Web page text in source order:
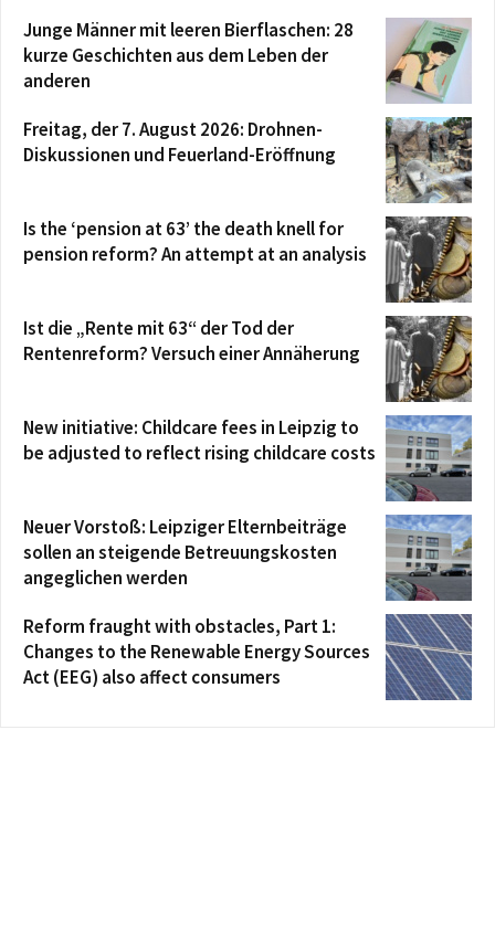
Junge Männer mit leeren Bierflaschen: 28
kurze Geschichten aus dem Leben der
anderen
Freitag, der 7. August 2026: Drohnen-
Diskussionen und Feuerland-Eröffnung
Is the ‘pension at 63’ the death knell for
pension reform? An attempt at an analysis
Ist die „Rente mit 63“ der Tod der
Rentenreform? Versuch einer Annäherung
New initiative: Childcare fees in Leipzig to
be adjusted to reflect rising childcare costs
Neuer Vorstoß: Leipziger Elternbeiträge
sollen an steigende Betreuungskosten
angeglichen werden
Reform fraught with obstacles, Part 1:
Changes to the Renewable Energy Sources
Act (EEG) also affect consumers